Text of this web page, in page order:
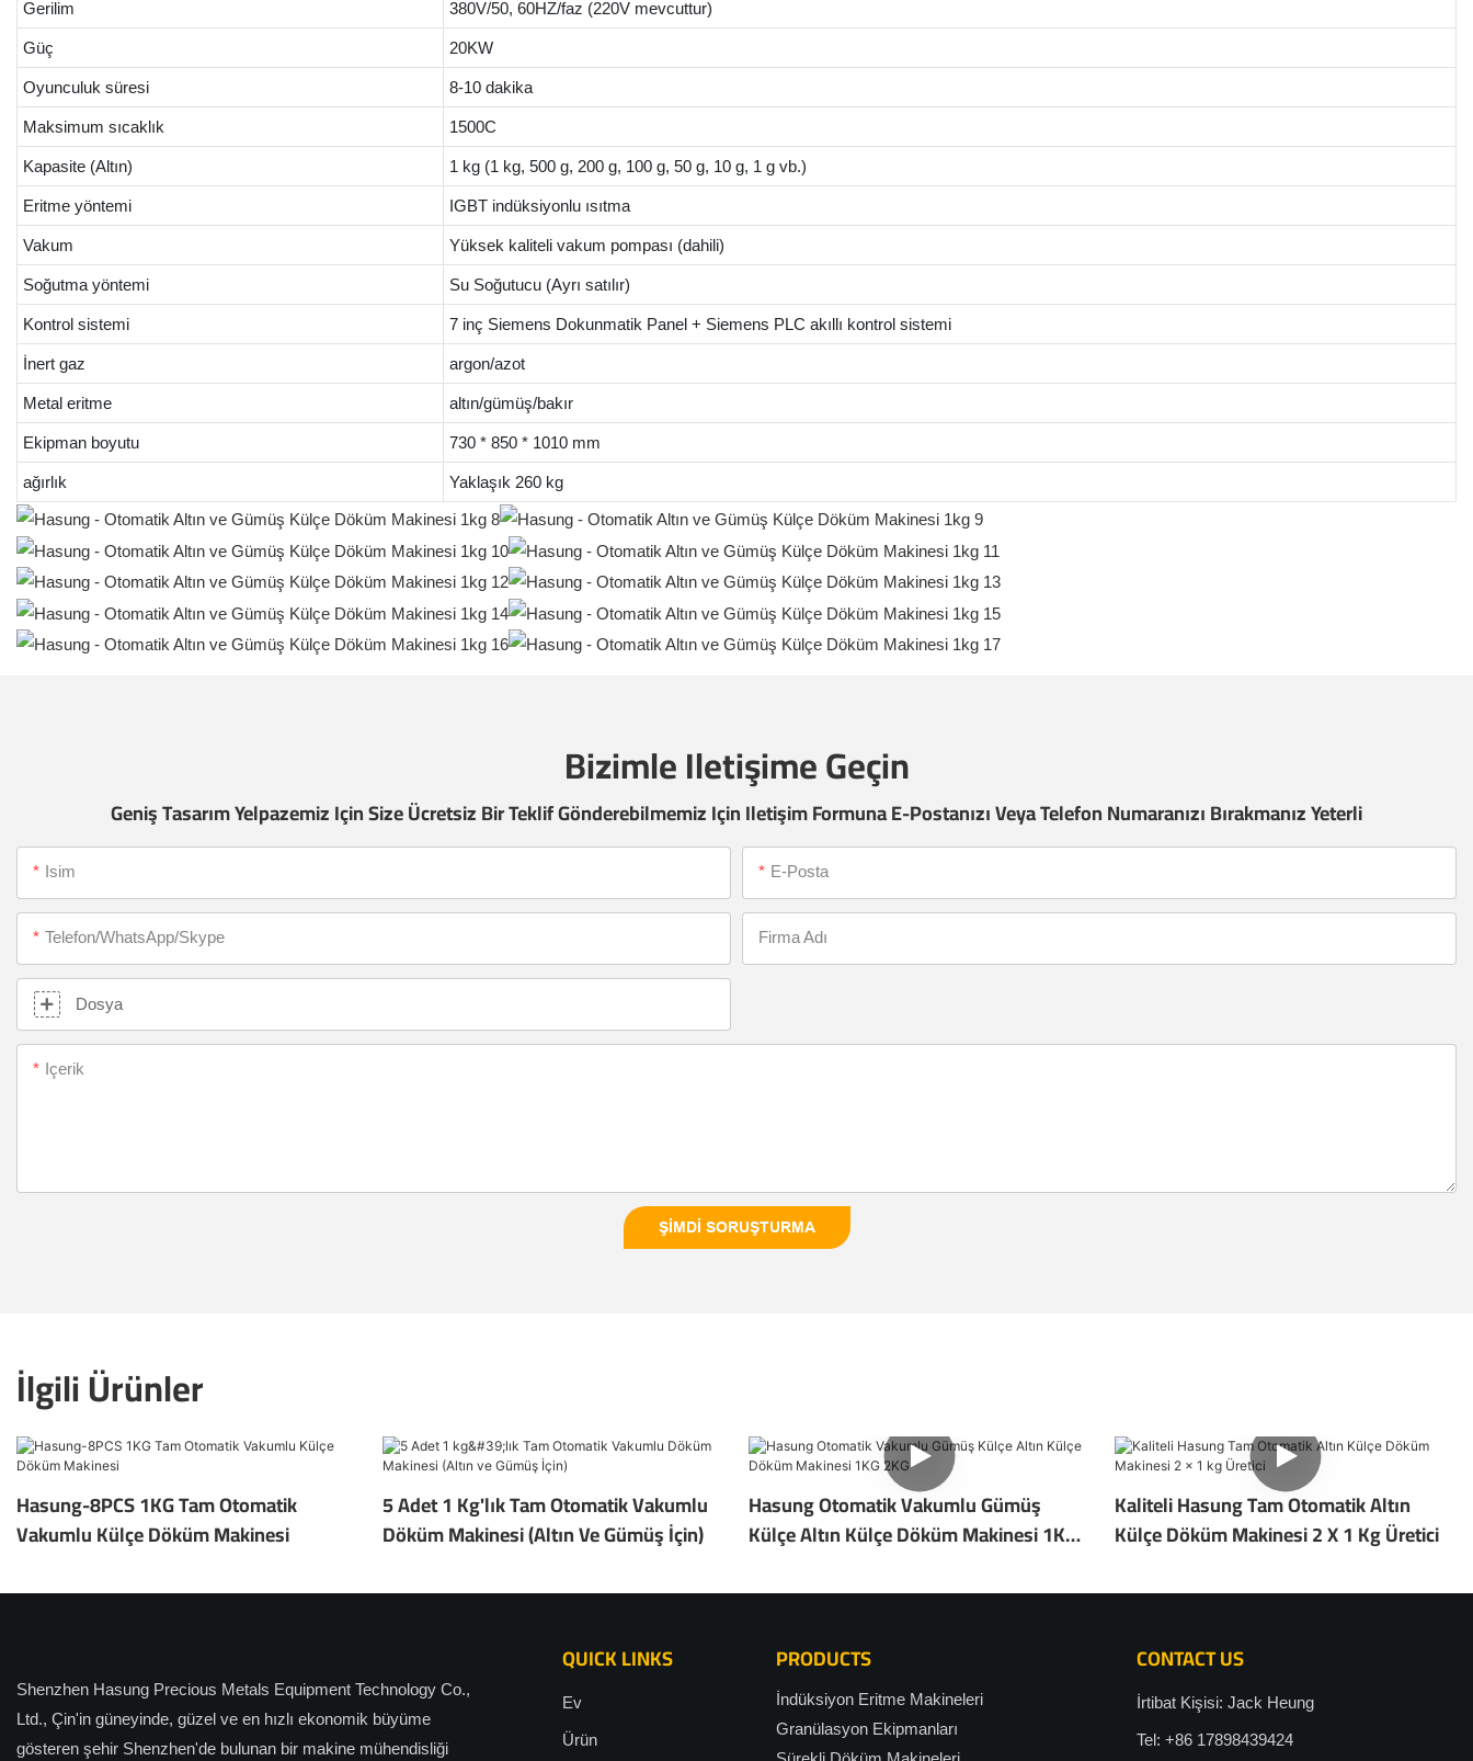
Gerilim 380V/50, 60HZ/faz (220V mevcuttur)
Güç 20KW
Oyunculuk süresi 8-10 dakika
Maksimum sıcaklık 1500C
Kapasite (Altın) 1 kg (1 kg, 500 g, 200 g, 100 g, 50 g, 10 g, 1 g vb.)
Eritme yöntemi IGBT indüksiyonlu ısıtma
Vakum Yüksek kaliteli vakum pompası (dahili)
Soğutma yöntemi Su Soğutucu (Ayrı satılır)
Kontrol sistemi 7 inç Siemens Dokunmatik Panel + Siemens PLC akıllı kontrol sistemi
İnert gaz argon/azot
Metal eritme altın/gümüş/bakır
Ekipman boyutu 730 * 850 * 1010 mm
ağırlık Yaklaşık 260 kg
Bizimle Iletişime Geçin
Geniş Tasarım Yelpazemiz Için Size Ücretsiz Bir Teklif Gönderebilmemiz Için Iletişim Formuna E-Postanızı Veya Telefon Numaranızı Bırakmanız Yeterli
Isim E-Posta
Telefon/WhatsApp/Skype Firma Adı
Dosya
Içerik
ŞIMDI SORUŞTURMA
İlgili Ürünler
Hasung-8PCS 1KG Tam Otomatik
Vakumlu Külçe Döküm Makinesi
5 Adet 1 Kg'lık Tam Otomatik Vakumlu
Döküm Makinesi (Altın Ve Gümüş İçin)
Hasung Otomatik Vakumlu Gümüş
Külçe Altın Külçe Döküm Makinesi 1KG
Kaliteli Hasung Tam Otomatik Altın
Külçe Döküm Makinesi 2 X 1 Kg Üretici
Shenzhen Hasung Precious Metals Equipment Technology Co.,
Ltd., Çin'in güneyinde, güzel ve en hızlı ekonomik büyüme
gösteren şehir Shenzhen'de bulunan bir makine mühendisliği
QUICK LINKS
Ev
Ürün
PRODUCTS
İndüksiyon Eritme Makineleri
Granülasyon Ekipmanları
CONTACT US
İrtibat Kişisi: Jack Heung
Tel: +86 17898439424